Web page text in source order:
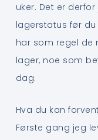
uker. Det er
lagerstatus før
har som regel de
lager, noe som
dag.
Hva du kan
Første gang jeg